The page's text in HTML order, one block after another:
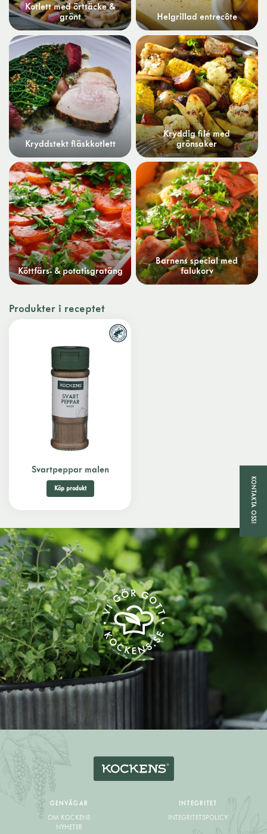
Kotlett med örttäcke &
grönt
Helgrillad entrecôte
Kryddstekt fläskkotlett
Kryddig filé med
grönsaker
Köttfärs- & potatisgratäng
Barnens special med
falukorv
Produkter i receptet
Svartpeppar malen
Köp produkt
GENVÄGAR
OM KOCKENS
NYHETER
INTEGRITET
INTEGRITETSPOLICY
KONTAKTA OSS!